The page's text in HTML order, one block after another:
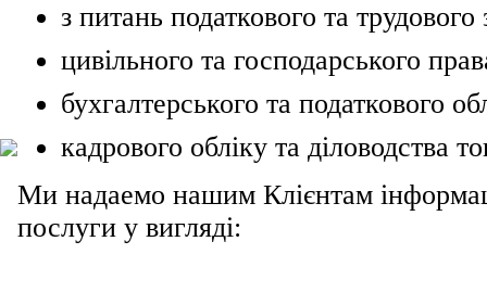
з питань податкового та трудового
цивільного та господарського
бухгалтерського та податкового
кадрового обліку та діловодства
Ми надаемо нашим Клієнтам
послуги у вигляді: